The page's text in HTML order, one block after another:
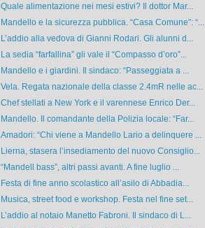
Quale alimentazione nei mesi estivi? Il dottor Mar...
Mandello e la sicurezza pubblica. “Casa Comune”: “...
L’addio alla vedova di Gianni Rodari. Gli alunni d...
La sedia “farfallina” gli vale il “Compasso d’oro”...
Mandello e i giardini. Il sindaco: “Passeggiata a ...
Vela. Regata nazionale della classe 2.4mR nelle ac...
Chef stellati a New York e il varennese Enrico Der...
Mandello. Il comandante della Polizia locale: “Far...
Amadori: “Chi viene a Mandello Lario a delinquere ...
Lierna, stasera l’insediamento del nuovo Consiglio...
“Mandell bass”, altri passi avanti. A fine luglio ...
Festa di fine anno scolastico all’asilo di Abbadia...
Musica, street food e workshop. Festa nel fine set...
L’addio al notaio Manetto Fabroni. Il sindaco di L...